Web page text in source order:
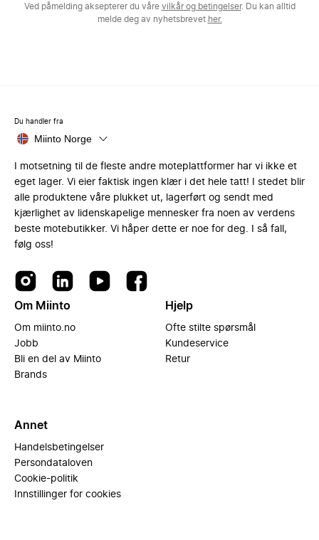
Ved påmelding aksepterer du våre vilkår og betingelser. Du kan alltid
melde deg av nyhetsbrevet her.
Du handler fra
Miinto Norge
I motsetning til de fleste andre moteplattformer har vi ikke et
eget lager. Vi eier faktisk ingen klær i det hele tatt! I stedet blir
alle produktene våre plukket ut, lagerført og sendt med
kjærlighet av lidenskapelige mennesker fra noen av verdens
beste motebutikker. Vi håper dette er noe for deg. I så fall,
følg oss!
Om Miinto
Om miinto.no
Jobb
Bli en del av Miinto
Brands
Hjelp
Ofte stilte spørsmål
Kundeservice
Retur
Annet
Handelsbetingelser
Persondataloven
Cookie-politik
Innstillinger for cookies